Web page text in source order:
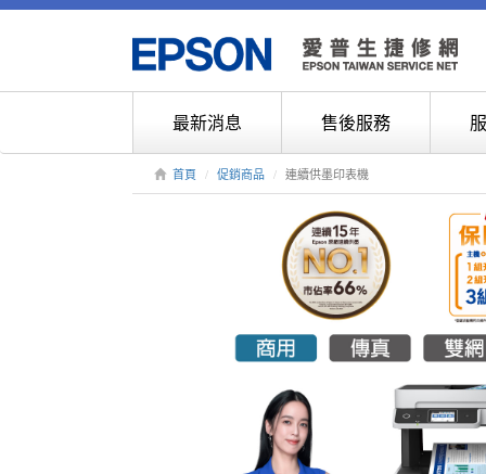
最新消息 售後服務
首頁 促銷商品 連續供墨印表機